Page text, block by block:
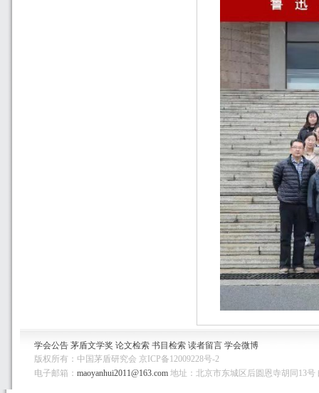
学会公告 茅盾文学奖 论文检索 书目检索 读者留言 学会微博
版权所有：中国茅盾研究会 京ICP备12009228号-2
电子邮箱： maoyanhui2011@163.com 地址：北京市东城区后圆恩寺胡同13号